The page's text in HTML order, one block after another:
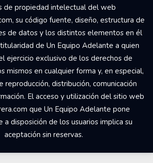
de propiedad intelectual del web
su código fuente, diseño, estructura de
de datos y los distintos elementos en él
de Un Equipo Adelante a quien
ejercicio exclusivo de los derechos de
mismos en cualquier forma y, en especial,
reproducción, distribución, comunicación
El acceso y utilización del sitio web
que Un Equipo Adelante pone
disposición de los usuarios implica su
aceptación sin reservas.